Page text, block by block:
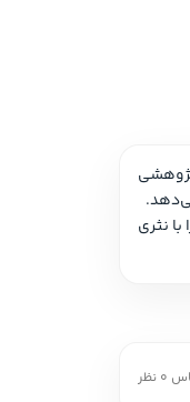
نظر